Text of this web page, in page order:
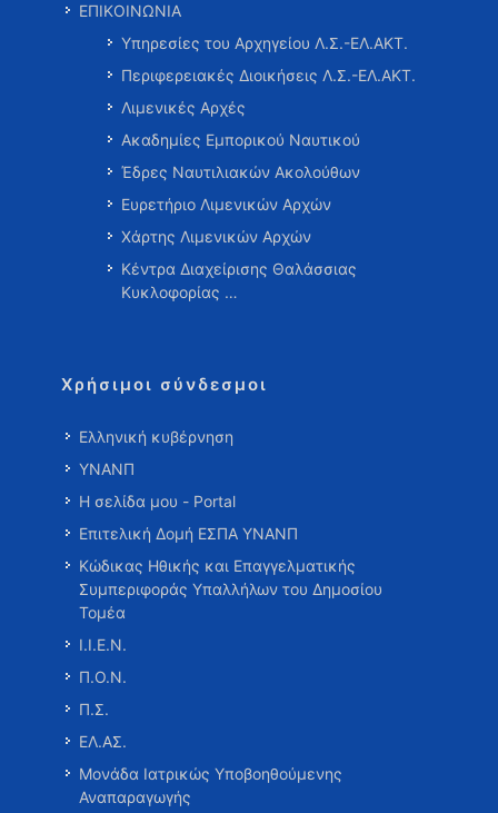
ΕΠΙΚΟΙΝΩΝΙΑ
Υπηρεσίες του Αρχηγείου Λ.Σ.-ΕΛ.ΑΚΤ.
Περιφερειακές Διοικήσεις Λ.Σ.-ΕΛ.ΑΚΤ.
Λιμενικές Αρχές
Ακαδημίες Εμπορικού Ναυτικού
Έδρες Ναυτιλιακών Ακολούθων
Ευρετήριο Λιμενικών Αρχών
Χάρτης Λιμενικών Αρχών
Κέντρα Διαχείρισης Θαλάσσιας
Κυκλοφορίας …
Χρήσιμοι σύνδεσμοι
Ελληνική κυβέρνηση
ΥΝΑΝΠ
Η σελίδα μου - Portal
Επιτελική Δομή ΕΣΠΑ ΥΝΑΝΠ
Κώδικας Ηθικής και Επαγγελματικής
Συμπεριφοράς Υπαλλήλων του Δημοσίου
Τομέα
Ι.Ι.Ε.Ν.
Π.Ο.Ν.
Π.Σ.
ΕΛ.ΑΣ.
Μονάδα Ιατρικώς Υποβοηθούμενης
Αναπαραγωγής